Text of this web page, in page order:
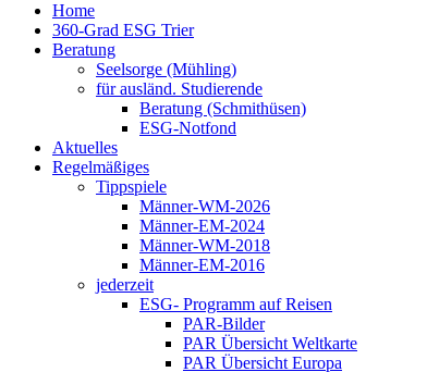
Home
360-Grad ESG Trier
Beratung
Seelsorge (Mühling)
für ausländ. Studierende
Beratung (Schmithüsen)
ESG-Notfond
Aktuelles
Regelmäßiges
Tippspiele
Männer-WM-2026
Männer-EM-2024
Männer-WM-2018
Männer-EM-2016
jederzeit
ESG- Programm auf Reisen
PAR-Bilder
PAR Übersicht Weltkarte
PAR Übersicht Europa